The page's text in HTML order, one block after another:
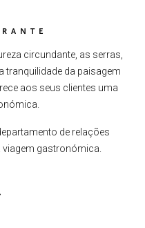
circundante, as serras,
tranquilidade da paisagem
aos seus clientes uma
de relações
gastronómica.